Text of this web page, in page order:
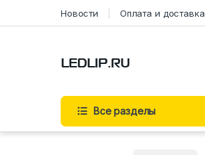
Перейти к содержимому
Новости Оплата и доставка
Все разделы